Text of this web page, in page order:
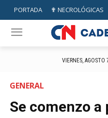
PORTADA ✟ NECROLÓGICAS
VIERNES, AGOSTO
GENERAL
Se comenzo a